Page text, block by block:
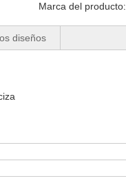
Marca del producto:
diseños